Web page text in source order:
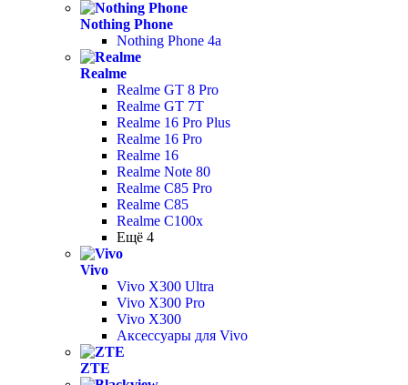
Nothing Phone
Nothing Phone 4a
Realme
Realme GT 8 Pro
Realme GT 7T
Realme 16 Pro Plus
Realme 16 Pro
Realme 16
Realme Note 80
Realme C85 Pro
Realme C85
Realme C100x
Ещё 4
Vivo
Vivo X300 Ultra
Vivo X300 Pro
Vivo X300
Аксессуары для Vivo
ZTE